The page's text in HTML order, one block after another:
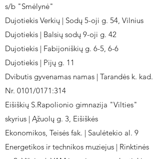
s/b "Smėlynė"
Dujotiekis Verkių | Sodų 5-oji g. 54, Vilnius
Dujotiekis | Balsių sodų 9-oji g. 42
Dujotiekis | Fabijoniškių g. 6-5, 6-6
Dujotiekis | Pijų g. 11
Dvibutis gyvenamas namas | Tarandės k. kad.
Nr. 0101/0171:314
Eišiškių S.Rapolionio gimnazija "Vilties"
skyrius | Ąžuolų g. 3, Eišiškės
Ekonomikos, Teisės fak. | Saulėtekio al. 9
Energetikos ir technikos muziejus | Rinktinės